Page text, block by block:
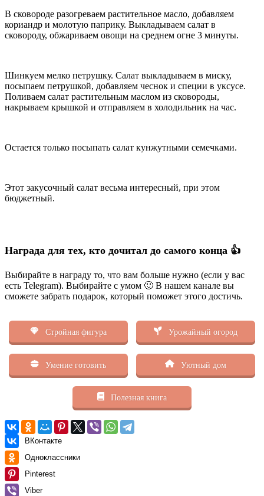
В сковороде разогреваем растительное масло, добавляем
кориандр и молотую паприку. Выкладываем салат в
сковороду, обжариваем овощи на среднем огне 3 минуты.
Шинкуем мелко петрушку. Салат выкладываем в миску,
посыпаем петрушкой, добавляем чеснок и специи в уксусе.
Поливаем салат растительным маслом из сковороды,
накрываем крышкой и отправляем в холодильник на час.
Остается только посыпать салат кунжутными семечками.
Этот закусочный салат весьма интересный, при этом
бюджетный.
Награда для тех, кто дочитал до самого конца 👍
Выбирайте в награду то, что вам больше нужно (если у вас
есть Telegram). Выбирайте с умом 🙂 В нашем канале вы
сможете забрать подарок, который поможет этого достичь.
Стройная фигура Урожайный огород
Умение готовить Уютный дом
Полезная книга
ВКонтакте
Одноклассники
Pinterest
Viber